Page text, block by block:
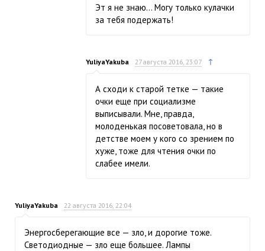
Эт я не знаю… Могу только кулачки
за тебя подержать!
YuliyaYakuba 27 августа 2016, 23:07 ↑
А сходи к старой тетке — такие
очки еще при социализме
выписывали. Мне, правда,
молоденькая посоветовала, но в
детстве моем у кого со зрением по
хуже, тоже для чтения очки по
слабее имели.
YuliyaYakuba 22 августа 2016, 22:04
Энергосберегающие все — зло, и дорогие тоже.
Светодиодные — зло еще большее. Лампы